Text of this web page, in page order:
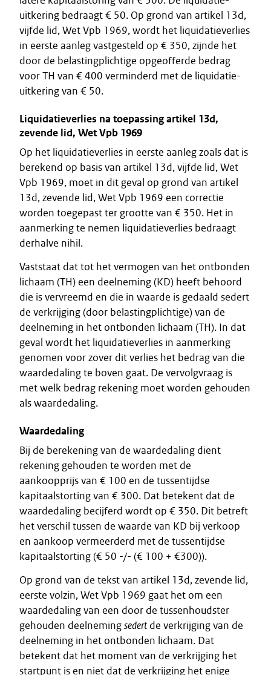
uitkering bedraagt € 50. Op grond van artikel 13d,
vijfde lid, Wet Vpb 1969, wordt het liquidatieverlies
in eerste aanleg vastgesteld op € 350, zijnde het
door de belastingplichtige opgeofferde bedrag
voor TH van € 400 verminderd met de liquidatie-
uitkering van € 50.
Liquidatieverlies na toepassing artikel 13d,
zevende lid, Wet Vpb 1969
Op het liquidatieverlies in eerste aanleg zoals dat is
berekend op basis van artikel 13d, vijfde lid, Wet
Vpb 1969, moet in dit geval op grond van artikel
13d, zevende lid, Wet Vpb 1969 een correctie
worden toegepast ter grootte van € 350. Het in
aanmerking te nemen liquidatieverlies bedraagt
derhalve nihil.
Vaststaat dat tot het vermogen van het ontbonden
lichaam (TH) een deelneming (KD) heeft behoord
die is vervreemd en die in waarde is gedaald sedert
de verkrijging (door belastingplichtige) van de
deelneming in het ontbonden lichaam (TH). In dat
geval wordt het liquidatieverlies in aanmerking
genomen voor zover dit verlies het bedrag van die
waardedaling te boven gaat. De vervolgvraag is
met welk bedrag rekening moet worden gehouden
als waardedaling.
Waardedaling
Bij de berekening van de waardedaling dient
rekening gehouden te worden met de
aankoopprijs van € 100 en de tussentijdse
kapitaalstorting van € 300. Dat betekent dat de
waardedaling becijferd wordt op € 350. Dit betreft
het verschil tussen de waarde van KD bij verkoop
en aankoop vermeerderd met de tussentijdse
kapitaalstorting (€ 50 -/- (€ 100 + €300)).
Op grond van de tekst van artikel 13d, zevende lid,
eerste volzin, Wet Vpb 1969 gaat het om een
waardedaling van een door de tussenhoudster
gehouden deelnemingsedert de verkrijging van de
deelneming in het ontbonden lichaam. Dat
betekent dat het moment van de verkrijging het
startpunt is en niet dat de verkrijging het enige